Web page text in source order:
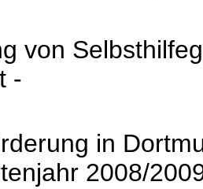
von
-
in
2008/